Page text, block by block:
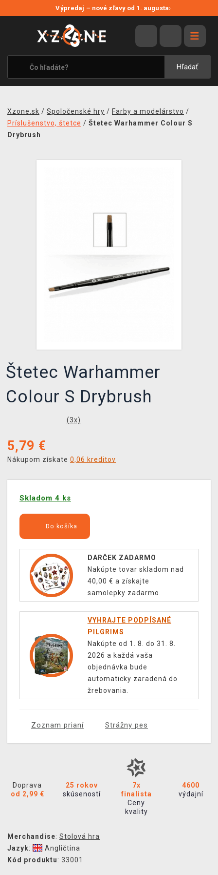
Výpredaj – nové zľavy od 1. augusta›
Hľadať
VÝPREDAJ
VIDEOHRY
XZONE ORIGINALS
TEMATIKY
MERCHANDISE
Xzone.sk / Spoločenské hry / Farby a modelárstvo /
Príslušenstvo, štetce / Štetec Warhammer Colour S
Drybrush
Štetec Warhammer
Colour S Drybrush
(3x)
5,79 €
Nákupom získate 0,06 kreditov
Skladom 4 ks
Do košíka
DARČEK ZADARMO
Nakúpte tovar skladom nad
40,00 € a získajte
samolepky zadarmo.
VYHRAJTE PODPÍSANÉ
PILGRIMS
Nakúpte od 1. 8. do 31. 8.
2026 a každá vaša
objednávka bude
automaticky zaradená do
žrebovania.
Zoznam prianí Strážny pes
Doprava
od 2,99 €
25 rokov
skúseností
7x
finalista
Ceny
kvality
4600
výdajní
Merchandise: Stolová hra
Jazyk:
Angličtina
Kód produktu: 33001